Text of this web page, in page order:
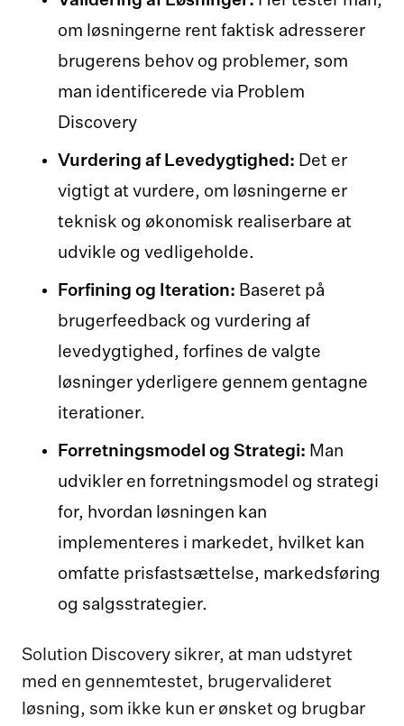
om løsningerne rent faktisk adresserer
brugerens behov og problemer, som
man identificerede via Problem
Discovery
Vurdering af Levedygtighed: Det er
vigtigt at vurdere, om løsningerne er
teknisk og økonomisk realiserbare at
udvikle og vedligeholde.
Forfining og Iteration: Baseret på
brugerfeedback og vurdering af
levedygtighed, forfines de valgte
løsninger yderligere gennem gentagne
iterationer.
Forretningsmodel og Strategi: Man
udvikler en forretningsmodel og strategi
for, hvordan løsningen kan
implementeres i markedet, hvilket kan
omfatte prisfastsættelse, markedsføring
og salgsstrategier.
Solution Discovery sikrer, at man udstyret
med en gennemtestet, brugervalideret
løsning, som ikke kun er ønsket og brugbar